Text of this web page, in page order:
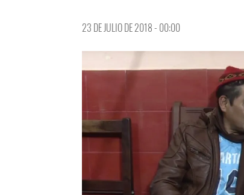
23 DE JULIO DE 2018 - 00:00